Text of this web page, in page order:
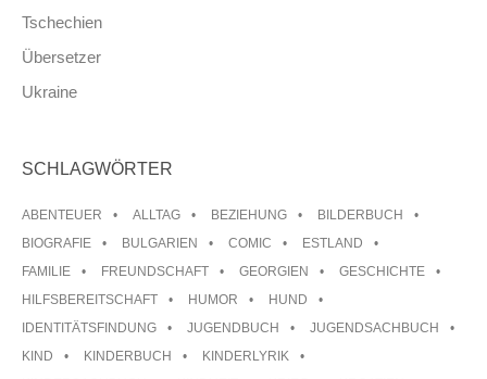
Tschechien
Übersetzer
Ukraine
SCHLAGWÖRTER
ABENTEUER ALLTAG BEZIEHUNG
BILDERBUCH
BIOGRAFIE
BULGARIEN COMIC
ESTLAND
FAMILIE
FREUNDSCHAFT GEORGIEN
GESCHICHTE
HILFSBEREITSCHAFT
HUMOR
HUND
IDENTITÄTSFINDUNG
JUGENDBUCH
JUGENDSACHBUCH
KIND
KINDERBUCH
KINDERLYRIK